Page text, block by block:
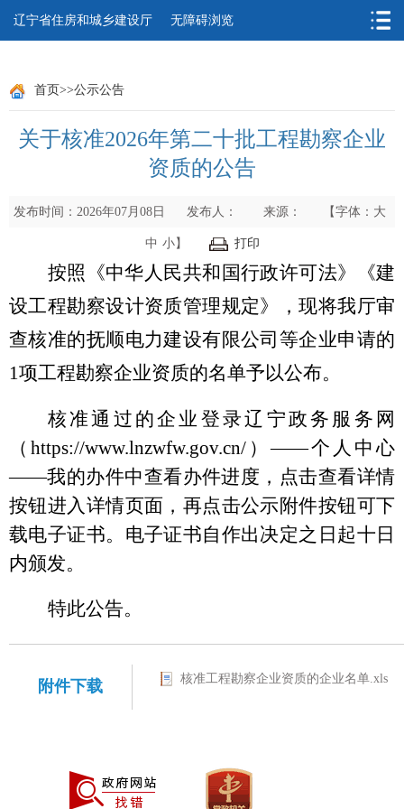
辽宁省住房和城乡建设厅 无障碍浏览
首页>>公示公告
关于核准2026年第二十批工程勘察企业
资质的公告
发布时间：2026年07月08日 发布人： 来源： 【字体： 大
中 小】 打印
按照《中华人民共和国行政许可法》《建
设工程勘察设计资质管理规定》，现将我厅审
查核准的抚顺电力建设有限公司等企业申请的
1项工程勘察企业资质的名单予以公布。
核准通过的企业 登录辽宁政务服务网
（ https://www.lnzwfw.gov.cn/）——个人中心
——我的办件中查看办件进度，点击查看详情
按钮进入详情页面，再点击公示附件按钮可下
载电子证书。电子证书自作出决定之日起十日
内颁发。
特此公告。
附件下载 核准工程勘察企业资质的企业名单.xls